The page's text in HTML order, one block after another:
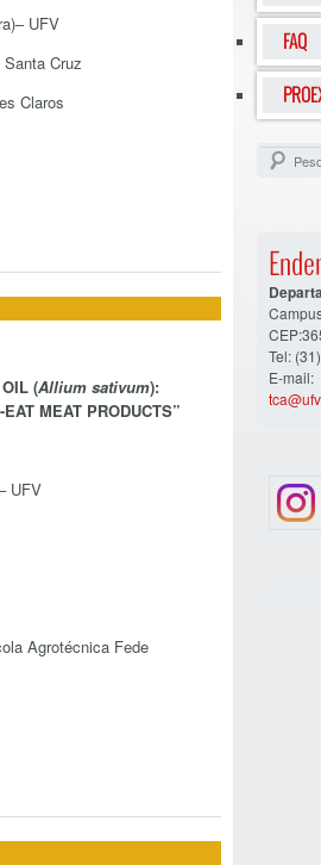
UFV
Cruz
Claros
(Allium sativum):
MEAT PRODUCTS”
UFV
Agrotécnica Fede
FAQ
Tel:
E-mail: